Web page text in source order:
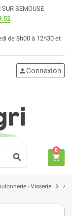
SEMOUSE
de 8h00 à 12h30 et
search
person Connexion
shopping_cart
0
- Visserie chevron_right